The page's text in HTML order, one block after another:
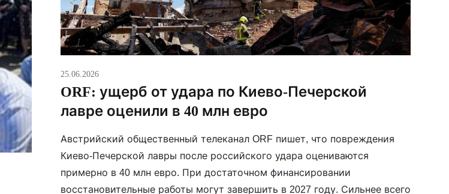
25.06.2026
ORF: ущерб от удара по Киево-Печерской
лавре оценили в 40 млн евро
Австрийский общественный телеканал ORF пишет, что повреждения
Киево-Печерской лавры после российского удара оцениваются
примерно в 40 млн евро. При достаточном финансировании
восстановительные работы могут завершить в 2027 году. Сильнее всего